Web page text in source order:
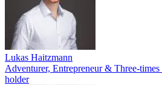
Lukas Haitzmann
Adventurer, Entrepreneur & Three-
holder